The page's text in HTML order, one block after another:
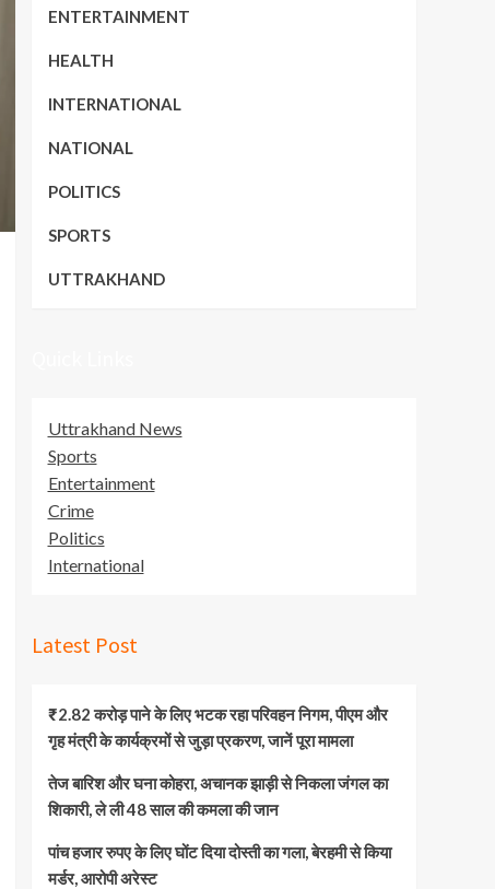
ENTERTAINMENT
HEALTH
INTERNATIONAL
NATIONAL
POLITICS
SPORTS
UTTRAKHAND
Uttrakhand News
Sports
Entertainment
Crime
Politics
International
Latest Post
₹2.82 करोड़ पाने के लिए भटक रहा परिवहन निगम, पीएम और
गृह मंत्री के कार्यक्रमों से जुड़ा प्रकरण, जानें पूरा मामला
तेज बारिश और घना कोहरा, अचानक झाड़ी से निकला जंगल का
शिकारी, ले ली 48 साल की कमला की जान
पांच हजार रुपए के लिए घोंट दिया दोस्ती का गला, बेरहमी से किया
मर्डर, आरोपी अरेस्ट